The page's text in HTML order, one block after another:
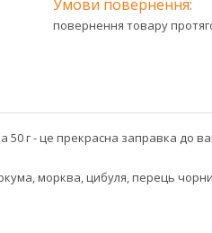
повернення товару
г - це прекрасна заправка до
морква, цибуля, перець